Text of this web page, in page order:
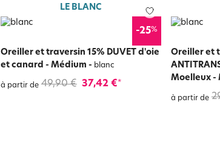
LE BLANC
-25%
Oreiller et traversin 15% DUVET d'oie
et canard - Médium - blanc
à partir de 49,90 € 37,42 €*
Oreiller et
Moelleux -
à partir de